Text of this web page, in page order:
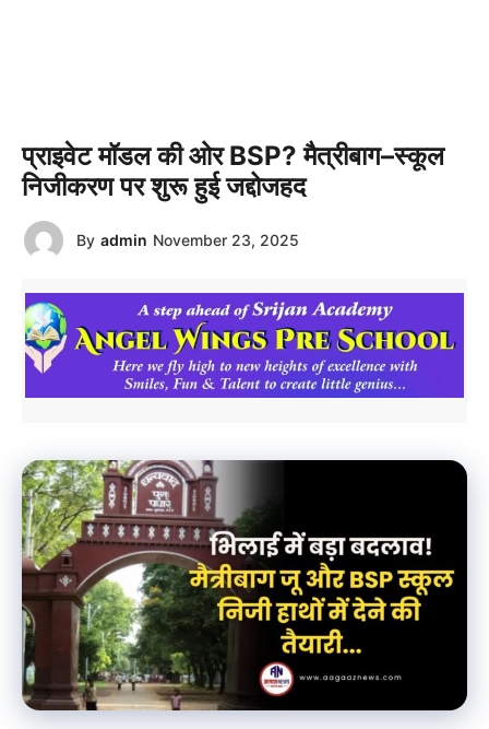
प्राइवेट मॉडल की ओर BSP? मैत्रीबाग–स्कूल
निजीकरण पर शुरू हुई जद्दोजहद
By admin November 23, 2025